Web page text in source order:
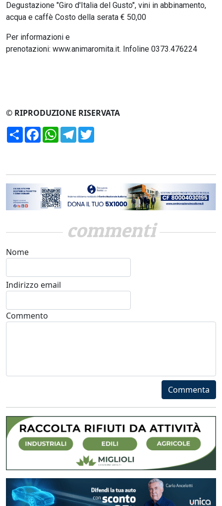
Degustazione "Giro d'Italia del Gusto", vini in abbinamento,
acqua e caffè Costo della serata € 50,00
Per informazioni e
prenotazioni: www.animaromita.it. Infoline 0373.476224
© RIPRODUZIONE RISERVATA
CondividiFacebookWhatsApp
Telegram
commenti
Nome
Indirizzo email
Commento
Commenta